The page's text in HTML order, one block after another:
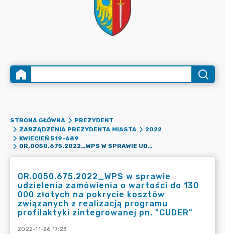
STRONA GŁÓWNA
PREZYDENT
ZARZĄDZENIA PREZYDENTA MIASTA
2022
KWIECIEŃ 519-689
OR.0050.675.2022_WPS W SPRAWIE UDZIELENIA ZAMÓWIENIA O WARTOŚCI DO 130 000 ZŁOTYCH NA POKRYCIE KOSZTÓW ZWIĄZANYCH Z REALIZACJĄ PROGRAMU PROFILAKTYKI ZINTEGROWANEJ PN. "CUDER"
OR.0050.675.2022_WPS w sprawie
udzielenia zamówienia o wartości do 130
000 złotych na pokrycie kosztów
związanych z realizacją programu
profilaktyki zintegrowanej pn. "CUDER"
2022-11-26 17:23